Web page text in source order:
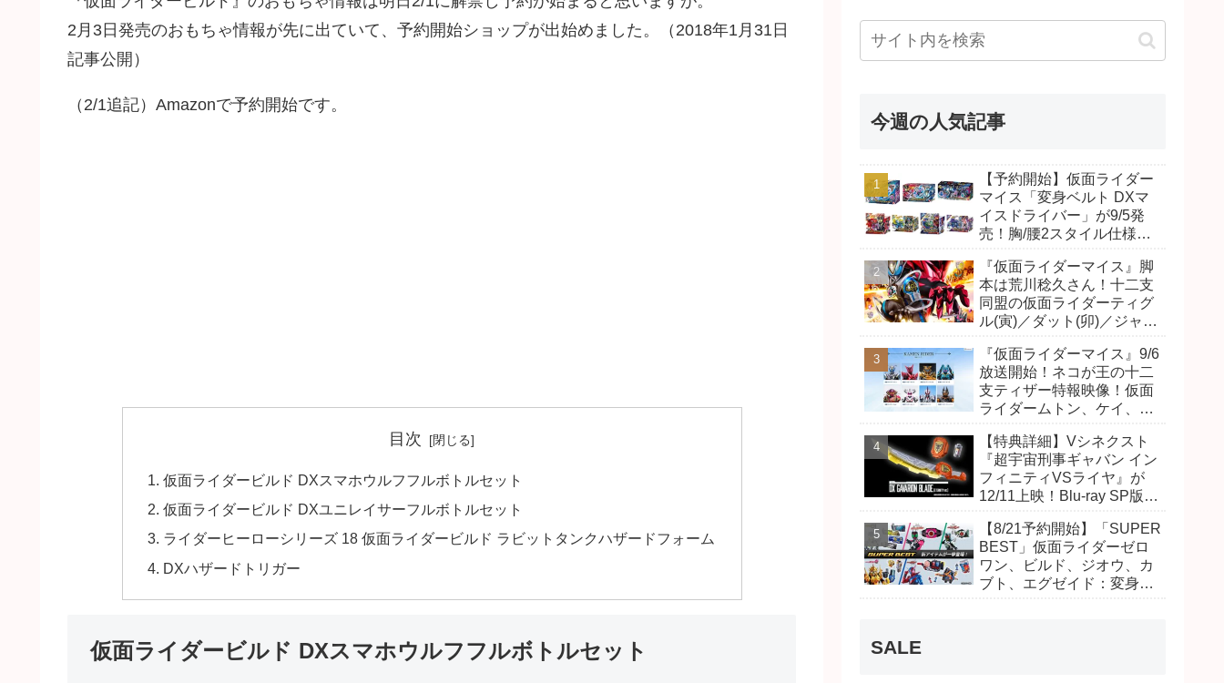
2月3日発売のおもちゃ情報が先に出ていて、予約開始ショップが出始めました。（2018年1月31日
記事公開）
（2/1追記）Amazonで予約開始です。
目次
仮面ライダービルド DXスマホウルフフルボトルセット
仮面ライダービルド DXユニレイサーフルボトルセット
ライダーヒーローシリーズ 18 仮面ライダービルド ラビットタンクハザードフォーム
DXハザードトリガー
仮面ライダービルド DXスマホウルフフルボトルセット
今週の人気記事
【予約開始】仮面ライダー
マイス「変身ベルト DXマ
イスドライバー」が9/5発
売！胸/腰2スタイル仕様！
ッシュ、ジャオ/バイト、ケ
イ/ショットボーンバックル
も！
『仮面ライダーマイス』脚
本は荒川稔久さん！十二支
同盟の仮面ライダーティグ
ル(寅)／ダット(卯)／ジャオ
尾達臣のキャストが発表！
トリガーのアキト金子隼也
さんも変身！
『仮面ライダーマイス』9/6
放送開始！ネコが王の十二
支ティザー特報映像！仮面
ライダームトン、ケイ、ヴ
開！ライダーは子丑寅卯辰
巳午未申酉戌亥猫猫の14
人⁉
【特典詳細】Vシネクスト
『超宇宙刑事ギャバン イン
フィニティVSライヤ』が
12/11上映！Blu-ray SP版は
(エタニティver.)」「ユカイ
ダーエモルギー」ほか豪華
特典付き！
【8/21予約開始】「SUPER
BEST」仮面ライダーゼロ
ワン、ビルド、ジオウ、カ
ブト、エグゼイド：変身ベ
SALE